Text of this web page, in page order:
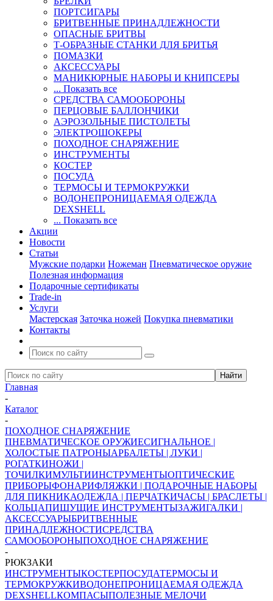
ПОРТСИГАРЫ
БРИТВЕННЫЕ ПРИНАДЛЕЖНОСТИ
ОПАСНЫЕ БРИТВЫ
Т-ОБРАЗНЫЕ СТАНКИ ДЛЯ БРИТЬЯ
ПОМАЗКИ
АКСЕССУАРЫ
МАНИКЮРНЫЕ НАБОРЫ И КНИПСЕРЫ
... Показать все
СРЕДСТВА САМООБОРОНЫ
ПЕРЦОВЫЕ БАЛЛОНЧИКИ
АЭРОЗОЛЬНЫЕ ПИСТОЛЕТЫ
ЭЛЕКТРОШОКЕРЫ
ПОХОДНОЕ СНАРЯЖЕНИЕ
ИНСТРУМЕНТЫ
КОСТЕР
ПОСУДА
ТЕРМОСЫ И ТЕРМОКРУЖКИ
ВОДОНЕПРОНИЦАЕМАЯ ОДЕЖДА
DEXSHELL
... Показать все
Акции
Новости
Статьи
Мужские подарки Ножеман Пневматическое оружие
Полезная информация
Подарочные сертификаты
Trade-in
Услуги
Мастерская Заточка ножей Покупка пневматики
Контакты
Главная
-
Каталог
-
ПОХОДНОЕ СНАРЯЖЕНИЕ
ПНЕВМАТИЧЕСКОЕ ОРУЖИЕСИГНАЛЬНОЕ |
ХОЛОСТЫЕ ПАТРОНЫАРБАЛЕТЫ | ЛУКИ |
РОГАТКИНОЖИ |
ТОЧИЛКИМУЛЬТИИНСТРУМЕНТЫОПТИЧЕСКИЕ
ПРИБОРЫФОНАРИФЛЯЖКИ | ПОДАРОЧНЫЕ НАБОРЫ
ДЛЯ ПИКНИКАОДЕЖДА | ПЕРЧАТКИЧАСЫ | БРАСЛЕТЫ |
КОЛЬЦАПИШУЩИЕ ИНСТРУМЕНТЫЗАЖИГАЛКИ |
АКСЕССУАРЫБРИТВЕННЫЕ
ПРИНАДЛЕЖНОСТИСРЕДСТВА
САМООБОРОНЫПОХОДНОЕ СНАРЯЖЕНИЕ
-
РЮКЗАКИ
ИНСТРУМЕНТЫКОСТЕРПОСУДАТЕРМОСЫ И
ТЕРМОКРУЖКИВОДОНЕПРОНИЦАЕМАЯ ОДЕЖДА
DEXSHELLКОМПАСЫПОЛЕЗНЫЕ МЕЛОЧИ